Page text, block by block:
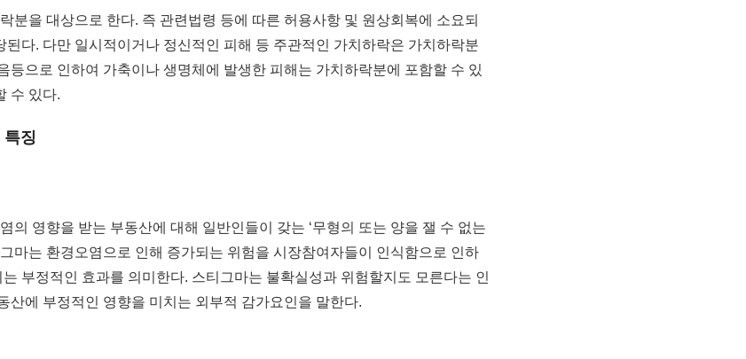
분을 대상으로 한다. 즉 관련법령 등에 따른 허용사항 및 원상회복에 소요되
된다. 다만 일시적이거나 정신적인 피해 등 주관적인 가치하락은 가치하락분
등으로 인하여 가축이나 생명체에 발생한 피해는 가치하락분에 포함할 수 있
수 있다.
징
의 영향을 받는 부동산에 대해 일반인들이 갖는 ‘무형의 또는 양을 잴 수 없는
마는 환경오염으로 인해 증가되는 위험을 시장참여자들이 인식함으로 인하
부정적인 효과를 의미한다. 스티그마는 불확실성과 위험할지도 모른다는 인
산에 부정적인 영향을 미치는 외부적 감가요인을 말한다.